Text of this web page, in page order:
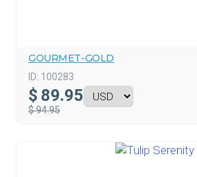
GOURMET-GOLD
ID: 100283
$ 89.95
$ 94.95